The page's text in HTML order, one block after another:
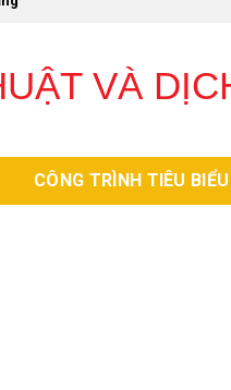
VÀ
CÔNG TRÌNH TIÊU BIỂU